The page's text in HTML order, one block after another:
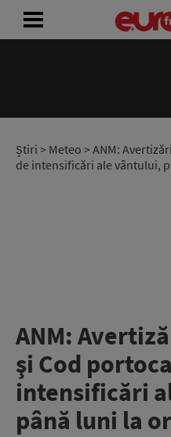
Știri > Meteo > ANM:
de intensificări ale vântului,
ANM:
şi Cod
intensificări
până luni la
RADIO